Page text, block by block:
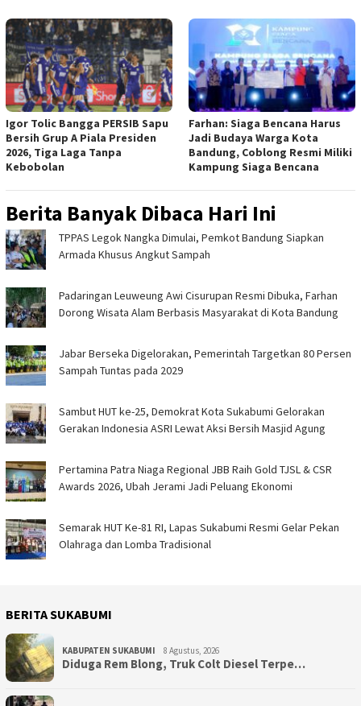
Igor Tolic Bangga PERSIB Sapu
Bersih Grup A Piala Presiden
2026, Tiga Laga Tanpa
Kebobolan
Farhan: Siaga Bencana Harus
Jadi Budaya Warga Kota
Bandung, Coblong Resmi Miliki
Kampung Siaga Bencana
Berita Banyak Dibaca Hari Ini
TPPAS Legok Nangka Dimulai, Pemkot Bandung Siapkan
Armada Khusus Angkut Sampah
Padaringan Leuweung Awi Cisurupan Resmi Dibuka, Farhan
Dorong Wisata Alam Berbasis Masyarakat di Kota Bandung
Jabar Berseka Digelorakan, Pemerintah Targetkan 80 Persen
Sampah Tuntas pada 2029
Sambut HUT ke-25, Demokrat Kota Sukabumi Gelorakan
Gerakan Indonesia ASRI Lewat Aksi Bersih Masjid Agung
Pertamina Patra Niaga Regional JBB Raih Gold TJSL & CSR
Awards 2026, Ubah Jerami Jadi Peluang Ekonomi
Semarak HUT Ke-81 RI, Lapas Sukabumi Resmi Gelar Pekan
Olahraga dan Lomba Tradisional
BERITA SUKABUMI
KABUPATEN SUKABUMI 8 Agustus, 2026
Diduga Rem Blong, Truk Colt Diesel Terpe…